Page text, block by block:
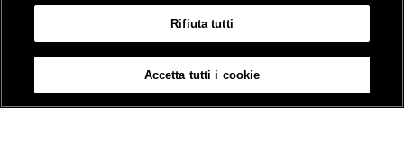
Termini e condizioni
Rifiuta tutti
Accetta tutti i cookie